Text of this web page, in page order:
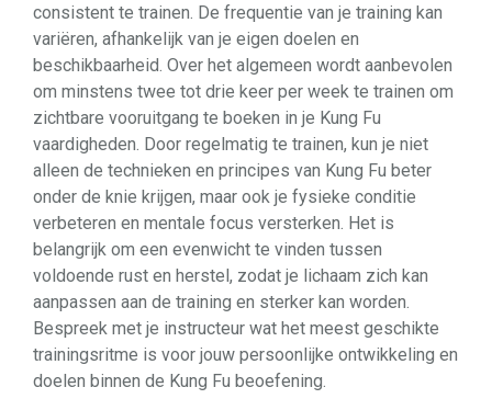
consistent te trainen. De frequentie van je training kan
variëren, afhankelijk van je eigen doelen en
beschikbaarheid. Over het algemeen wordt aanbevolen
om minstens twee tot drie keer per week te trainen om
zichtbare vooruitgang te boeken in je Kung Fu
vaardigheden. Door regelmatig te trainen, kun je niet
alleen de technieken en principes van Kung Fu beter
onder de knie krijgen, maar ook je fysieke conditie
verbeteren en mentale focus versterken. Het is
belangrijk om een evenwicht te vinden tussen
voldoende rust en herstel, zodat je lichaam zich kan
aanpassen aan de training en sterker kan worden.
Bespreek met je instructeur wat het meest geschikte
trainingsritme is voor jouw persoonlijke ontwikkeling en
doelen binnen de Kung Fu beoefening.